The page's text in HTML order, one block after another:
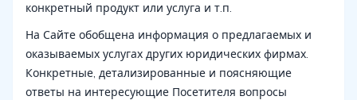
конкретный продукт или услуга и т.п.
На Сайте обобщена информация о предлагаемых и
оказываемых услугах других юридических фирмах.
Конкретные, детализированные и поясняющие
ответы на интересующие Посетителя вопросы